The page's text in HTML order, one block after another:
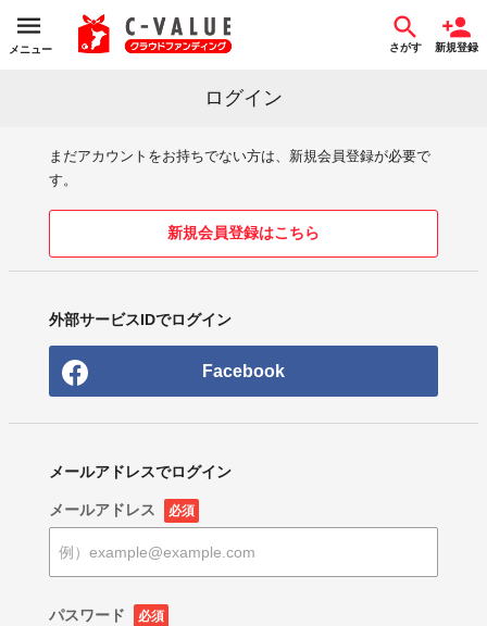
メニュー さがす 新規登録
ログイン
まだアカウントをお持ちでない方は、新規会員登録が必要で
す。
新規会員登録はこちら
外部サービスIDでログイン
Facebook
メールアドレスでログイン
メールアドレス 必須
パスワード 必須